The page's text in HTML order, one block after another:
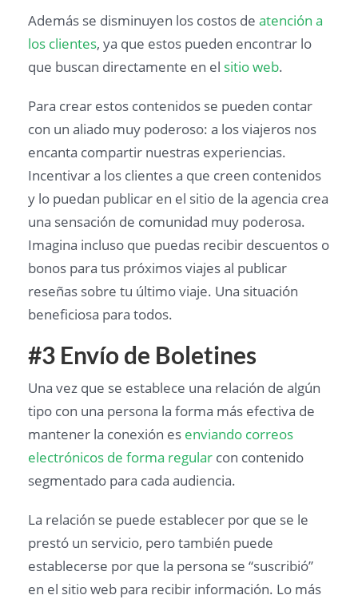
Además se disminuyen los costos de atención a
los clientes, ya que estos pueden encontrar lo
que buscan directamente en el sitio web.
Para crear estos contenidos se pueden contar
con un aliado muy poderoso: a los viajeros nos
encanta compartir nuestras experiencias.
Incentivar a los clientes a que creen contenidos
y lo puedan publicar en el sitio de la agencia crea
una sensación de comunidad muy poderosa.
Imagina incluso que puedas recibir descuentos o
bonos para tus próximos viajes al publicar
reseñas sobre tu último viaje. Una situación
beneficiosa para todos.
#3 Envío de Boletines
Una vez que se establece una relación de algún
tipo con una persona la forma más efectiva de
mantener la conexión es enviando correos
electrónicos de forma regular con contenido
segmentado para cada audiencia.
La relación se puede establecer por que se le
prestó un servicio, pero también puede
establecerse por que la persona se “suscribió”
en el sitio web para recibir información. Lo más